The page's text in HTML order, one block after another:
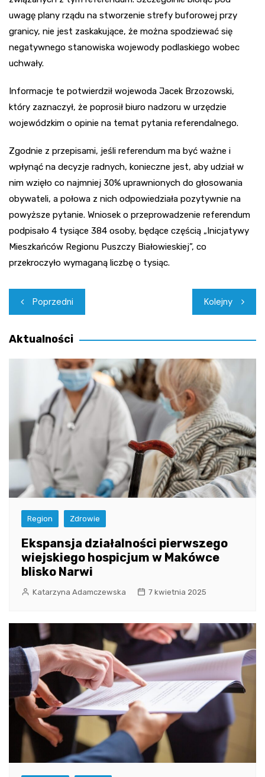
uwagę plany rządu na stworzenie strefy buforowej przy
granicy, nie jest zaskakujące, że można spodziewać się
negatywnego stanowiska wojewody podlaskiego wobec
uchwały.
Informacje te potwierdził wojewoda Jacek Brzozowski,
który zaznaczył, że poprosił biuro nadzoru w urzędzie
wojewódzkim o opinie na temat pytania referendalnego.
Zgodnie z przepisami, jeśli referendum ma być ważne i
wpłynąć na decyzje radnych, konieczne jest, aby udział w
nim wzięło co najmniej 30% uprawnionych do głosowania
obywateli, a połowa z nich odpowiedziała pozytywnie na
powyższe pytanie. Wniosek o przeprowadzenie referendum
podpisało 4 tysiące 384 osoby, będące częścią „Inicjatywy
Mieszkańców Regionu Puszczy Białowieskiej”, co
przekroczyło wymaganą liczbę o tysiąc.
Nawigacja
wpisu
Poprzedni Kolejny
Aktualności
Region Zdrowie
Ekspansja działalności pierwszego
wiejskiego hospicjum w Makówce
blisko Narwi
Katarzyna Adamczewska 7 kwietnia 2025